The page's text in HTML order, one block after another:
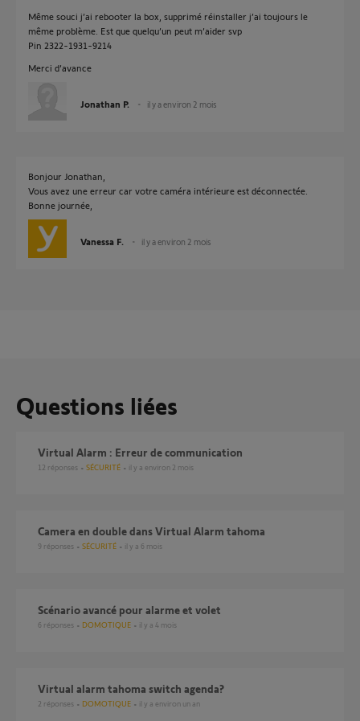
Même souci j’ai rebooter la box, supprimé réinstaller j’ai toujours le
même problème. Est que quelqu’un peut m’aider svp
Pin 2322-1931-9214
Merci d’avance
Jonathan P. il y a environ 2 mois
Bonjour Jonathan,
Vous avez une erreur car votre caméra intérieure est déconnectée.
Bonne journée,
Vanessa F. il y a environ 2 mois
Questions liées
Virtual Alarm : Erreur de communication
12 réponses SÉCURITÉ il y a environ 2 mois
Camera en double dans Virtual Alarm tahoma
9 réponses SÉCURITÉ il y a 6 mois
Scénario avancé pour alarme et volet
6 réponses DOMOTIQUE il y a 4 mois
virtual alarm tahoma switch agenda?
2 réponses DOMOTIQUE il y a environ un an